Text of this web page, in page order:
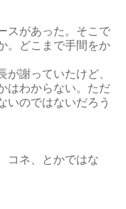
スがあった。そこで
。どこまで手間をか
が謝っていたけど、
はわからない。ただ
いのではないだろう
コネ、とかではな